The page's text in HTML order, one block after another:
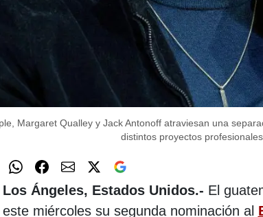
Margaret Qualley y Jack Antonoff atraviesan una
distintos proyectos profesionales.
Los Ángeles, Estados Unidos.- El
este miércoles su segunda nominación al